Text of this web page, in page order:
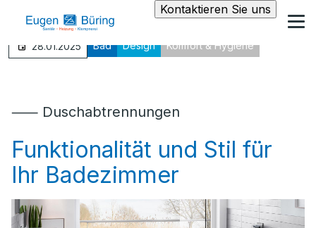
Kontaktieren Sie uns
28.01.2025 Bad Design Komfort & Hygiene
⸺ Duschabtrennungen
Funktionalität und Stil für
Ihr Badezimmer